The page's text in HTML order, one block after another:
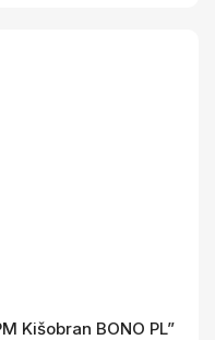
Kišobran BONO PL”